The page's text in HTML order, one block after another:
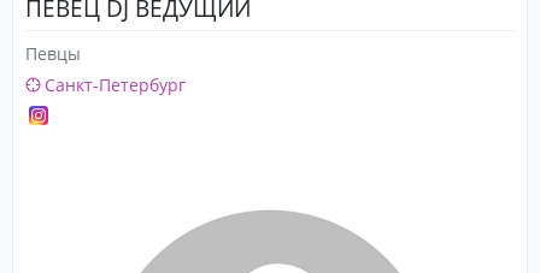
ПЕВЕЦ DJ ВЕДУЩИЙ
Певцы
Санкт-Петербург